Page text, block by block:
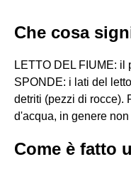
Che cosa
LETTO DEL FIUME: il
SPONDE: i lati del
detriti (pezzi di rocce).
d'acqua, in genere
Come è fatto